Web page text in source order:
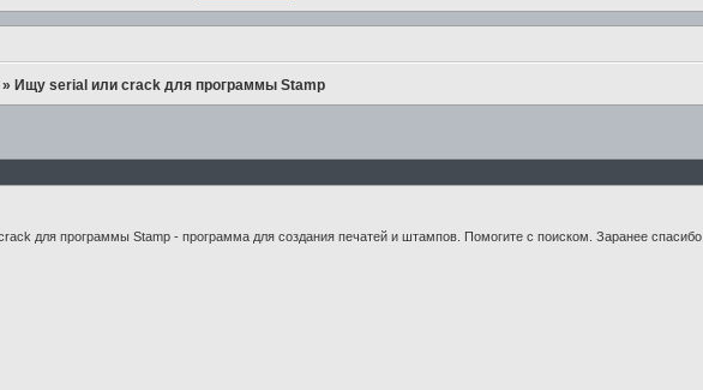
» Ищу serial или crack для программы Stamp
для программы Stamp - программа для создания печатей и штампов. Помогите с поиском. Заранее спасибо.